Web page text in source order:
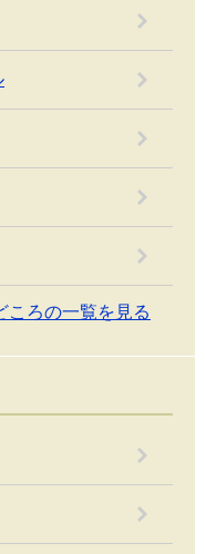
ころの一覧を見る